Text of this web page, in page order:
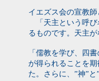
イエズス会の宣教
「天主という呼び
るものです。天主
「儒教を学び、四
が得られることを
た。さらに、”神”